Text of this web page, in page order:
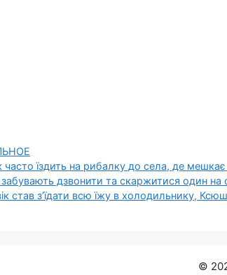
часто їздить на рибалку до села, де
дзвонити та скаржитися один на
став з’їдати всю їжу в холодильнику,
©